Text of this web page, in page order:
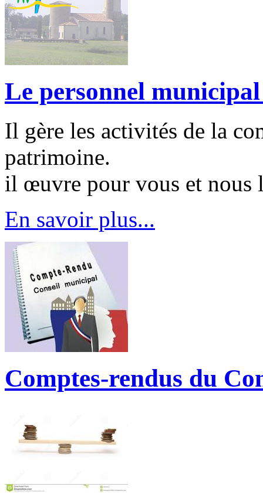
Le personnel
Il gère les activités de la
patrimoine.
il œuvre pour vous et nous
En savoir plus...
Comptes-rendus du